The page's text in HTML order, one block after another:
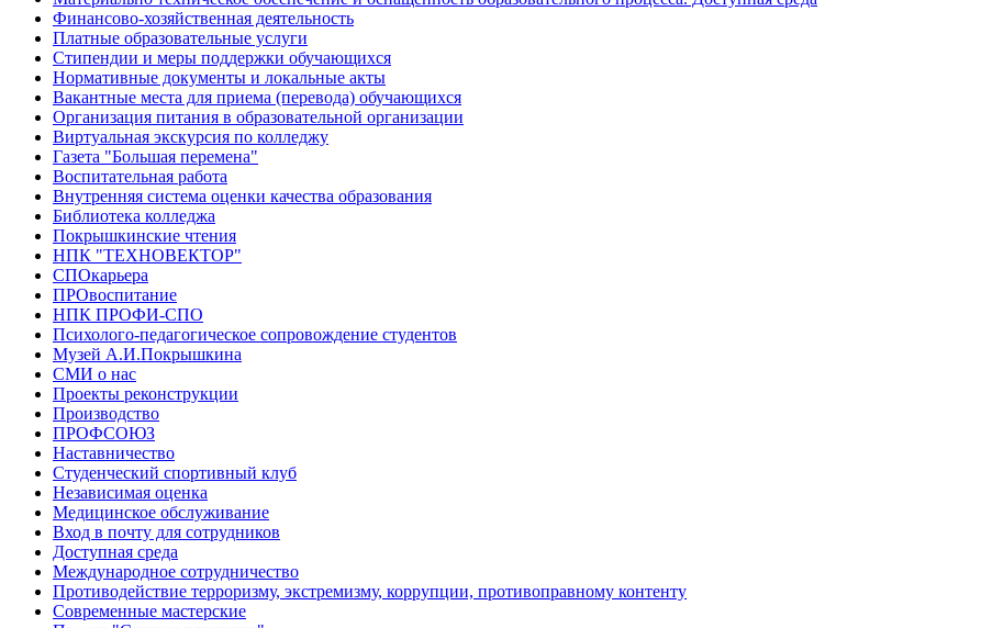
Финансово-хозяйственная деятельность
Платные образовательные услуги
Стипендии и меры поддержки обучающихся
Нормативные документы и локальные акты
Вакантные места для приема (перевода) обучающихся
Организация питания в образовательной организации
Виртуальная экскурсия по колледжу
Газета "Большая перемена"
Воспитательная работа
Внутренняя система оценки качества образования
Библиотека колледжа
Покрышкинские чтения
НПК "ТЕХНОВЕКТОР"
СПОкарьера
ПРОвоспитание
НПК ПРОФИ-СПО
Психолого-педагогическое сопровождение студентов
Музей А.И.Покрышкина
СМИ о нас
Проекты реконструкции
Производство
ПРОФСОЮЗ
Наставничество
Студенческий спортивный клуб
Независимая оценка
Медицинское обслуживание
Вход в почту для сотрудников
Доступная среда
Международное сотрудничество
Противодействие терроризму, экстремизму, коррупции, противоправному контенту
Современные мастерские